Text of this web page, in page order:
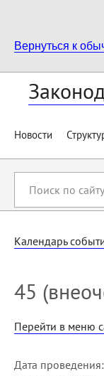
Вернуться к
Новости
сайту
Календарь
45
Перейти в меню
Дата проведения: